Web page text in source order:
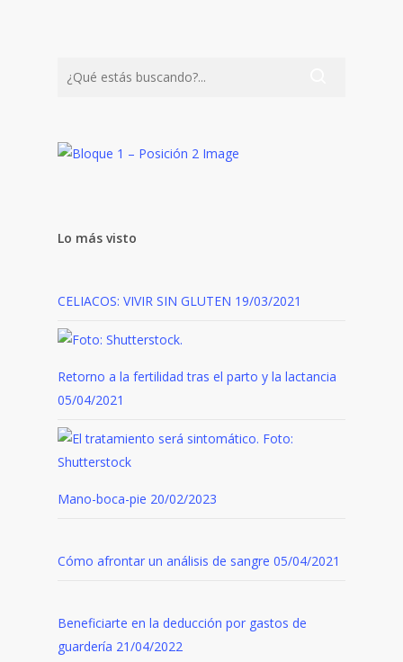
Lo más visto
CELIACOS: VIVIR SIN GLUTEN 19/03/2021
Retorno a la fertilidad tras el parto y la lactancia
05/04/2021
Mano-boca-pie 20/02/2023
Cómo afrontar un análisis de sangre 05/04/2021
Beneficiarte en la deducción por gastos de
guardería 21/04/2022